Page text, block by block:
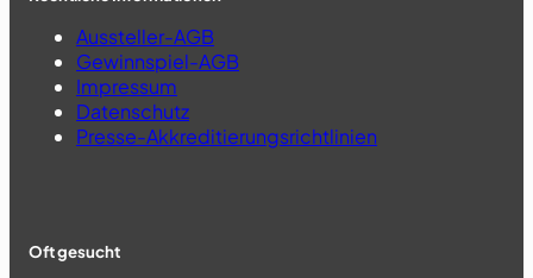
Aussteller-AGB
Gewinnspiel-AGB
Impressum
Datenschutz
Presse-Akkreditierungsrichtlinien
Oft gesucht